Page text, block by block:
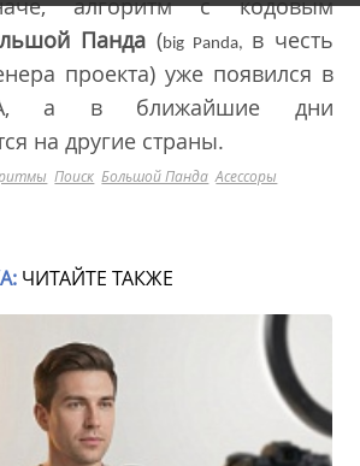
Панда (big Panda, в честь
проекта) уже появился в
а в ближайшие дни
на другие страны.
Поиск Большой Панда Асессоры
ЧИТАЙТЕ ТАКЖЕ